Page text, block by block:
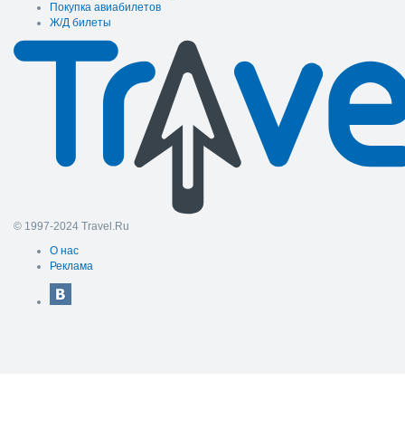
Покупка авиабилетов
Ж/Д билеты
© 1997-2024 Travel.Ru
О нас
Реклама